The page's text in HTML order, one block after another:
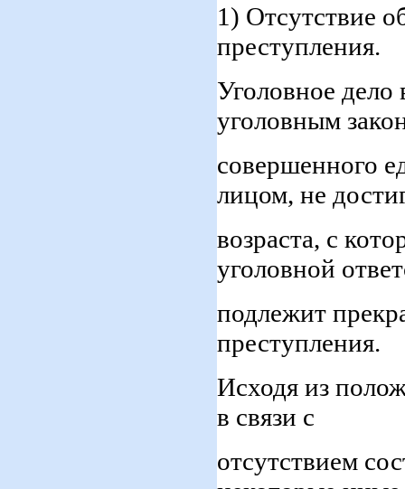
1) Отсутствие
преступления.
Уголовное
уголовным
совершенного
лицом, не
возраста, с
уголовной
подлежит
преступления.
Исходя из
в связи с
отсутствием